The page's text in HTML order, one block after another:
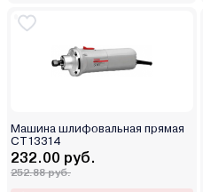
Машина шлифовальная прямая
CT13314
232.00 руб.
252.88 руб.